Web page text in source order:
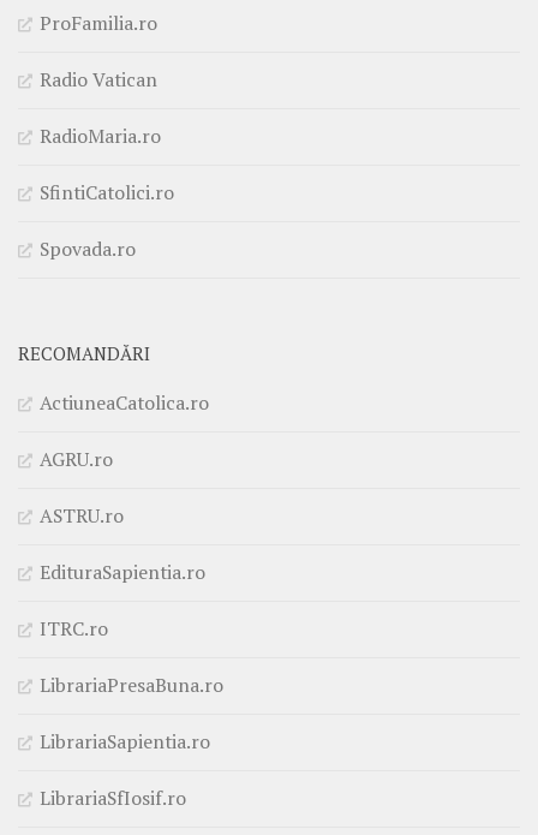
ProFamilia.ro
Radio Vatican
RadioMaria.ro
SfintiCatolici.ro
Spovada.ro
RECOMANDĂRI
ActiuneaCatolica.ro
AGRU.ro
ASTRU.ro
EdituraSapientia.ro
ITRC.ro
LibrariaPresaBuna.ro
LibrariaSapientia.ro
LibrariaSfIosif.ro